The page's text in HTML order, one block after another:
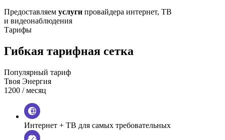
Предоставляем услуги провайдера интернет, ТВ
и видеонаблюдения
Тарифы
Гибкая тарифная сетка
Популярный тариф
Твоя Энергия
1200 / месяц
Интернет + ТВ для самых требовательных